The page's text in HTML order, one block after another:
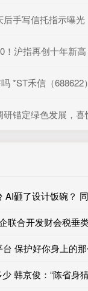
指示曝光！香港高院判了：
指再创十年新高，专家
688622）披露2025年年度股东会
定绿色发展，喜悦智行